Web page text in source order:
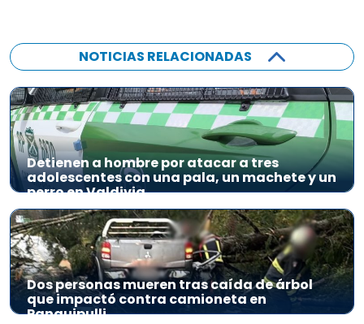
NOTICIAS RELACIONADAS
Detienen a hombre por atacar a tres
adolescentes con una pala, un machete y un
perro en Valdivia
Dos personas mueren tras caída de árbol
que impactó contra camioneta en
Panguipulli